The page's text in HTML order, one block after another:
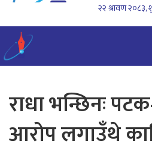
२२ श्रावण २०८३,
राधा भन्छिनः
आरोप लगाउँथे